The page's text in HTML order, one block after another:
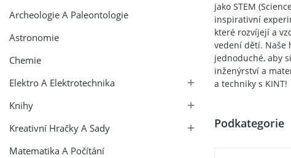
Archeologie A Paleontologie
Astronomie
Chemie
Elektro A Elektrotechnika

Knihy 
Kreativní Hračky A Sady 
Matematika A Počítání
jako STEM
inspirativní
které rozvíjejí a
vedení dětí. Naše
jednoduché, aby
inženýrství a
a techniky s KINT!
Podkategorie